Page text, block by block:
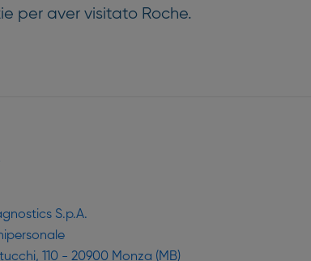
per aver visitato Roche.
S.p.A.
110 - 20900 Monza (MB)